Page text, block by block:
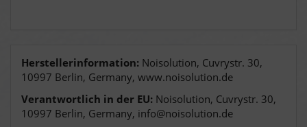
Herstellerinformation: Noisolution, Cuvrystr. 30,
10997 Berlin, Germany, www.noisolution.de
Verantwortlich in der EU: Noisolution, Cuvrystr. 30,
10997 Berlin, Germany, info@noisolution.de